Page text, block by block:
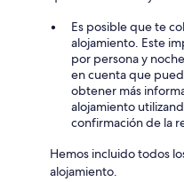
Es posible que te
alojamiento. Este
por persona y
en cuenta que
obtener más
alojamiento
confirmación de la
Hemos incluido todos
alojamiento.